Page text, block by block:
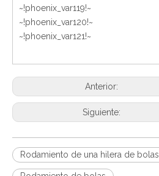
~!phoenix_var119!~
~!phoenix_var120!~
~!phoenix_var121!~
Anterior:
Siguiente:
Rodamiento de una hilera de bolas